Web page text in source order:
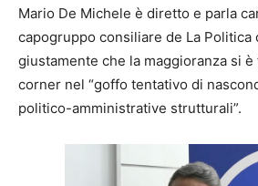
Mario De Michele è diretto e parla
capogruppo consiliare de La Politica
giustamente che la maggioranza si
corner nel “goffo tentativo di
politico-amministrative strutturali”.